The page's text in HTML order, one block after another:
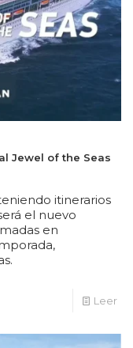
Jewel of the Seas
itinerarios
el nuevo
en
Leer